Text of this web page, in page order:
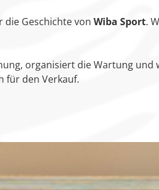
die Geschichte von Wiba Sport.
organisiert die Wartung
für den Verkauf.